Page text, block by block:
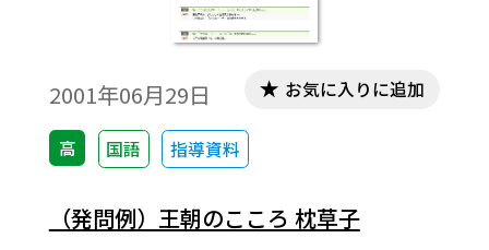
2001年06月29日
高 国語 指導資料
お気に入りに追加
（発問例）王朝のこころ 枕草子